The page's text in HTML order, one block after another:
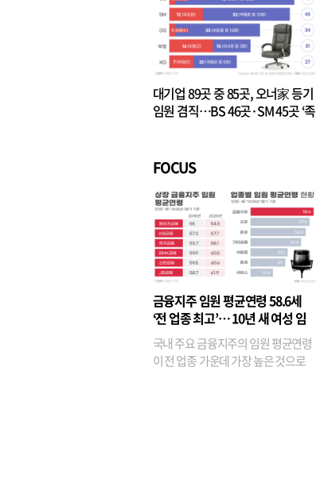
대기업 89곳 중 85곳, 오너家 등기
임원 겸직…BS 46곳·SM 45곳 ‘족
FOCUS
금융지주 임원 평균연령 58.6세
‘전 업종 최고’… 10년 새 여성 임
원은 14배 껑충
국내 주요 금융지주의 임원 평균연령
이 전 업종 가운데 가장 높은 것으로